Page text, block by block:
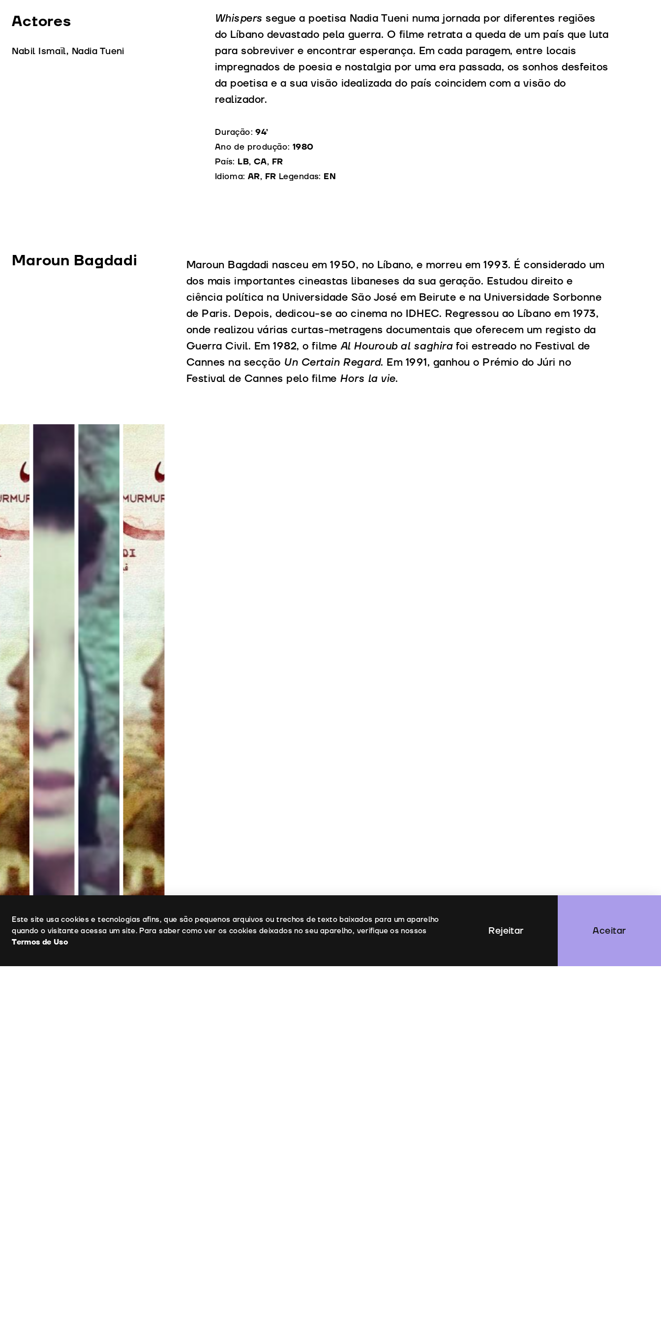
Actores
Nabil Ismaïl, Nadia Tueni
Whispers segue a poetisa Nadia Tueni numa jornada por diferentes regiões
do Líbano devastado pela guerra. O filme retrata a queda de um país que luta
para sobreviver e encontrar esperança. Em cada paragem, entre locais
impregnados de poesia e nostalgia por uma era passada, os sonhos desfeitos
da poetisa e a sua visão idealizada do país coincidem com a visão do
realizador.
Duração:94’
Ano de produção: 1980
País: LB, CA, FR
Idioma:AR, FR Legendas: EN
Maroun Bagdadi
Maroun Bagdadi nasceu em 1950, no Líbano, e morreu em 1993. É considerado um
dos mais importantes cineastas libaneses da sua geração. Estudou direito e
ciência política na Universidade São José em Beirute e na Universidade Sorbonne
de Paris. Depois, dedicou-se ao cinema no IDHEC. Regressou ao Líbano em 1973,
onde realizou várias curtas-metragens documentais que oferecem um registo da
Guerra Civil. Em 1982, o filme Al Houroub al saghirafoi estreado no Festival de
Cannes na secção Un Certain Regard. Em 1991, ganhou o Prémio do Júri no
Festival de Cannes pelo filme Hors la vie.
Uso de cookies
Este site usa cookies e tecnologias afins, que são pequenos arquivos ou trechos de texto baixados para um aparelho
quando o visitante acessa um site. Para saber como ver os cookies deixados no seu aparelho, verifique os nossos
Termos de Uso
Aceitar
Rejeitar